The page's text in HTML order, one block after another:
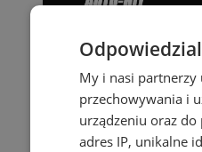
My i nasi
przechowywania i
urządzeniu oraz
adres IP, unikalne